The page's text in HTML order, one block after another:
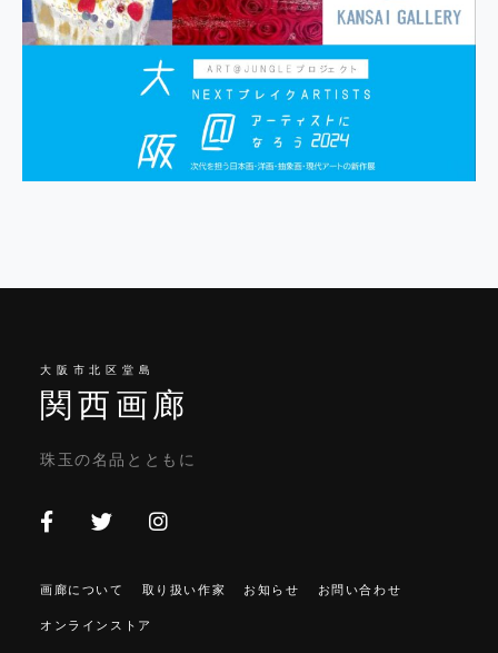
関西画廊
大阪市北区堂島
珠玉の名品とともに
画廊について 取り扱い作家 お知らせ お問い合わせ
オンラインストア